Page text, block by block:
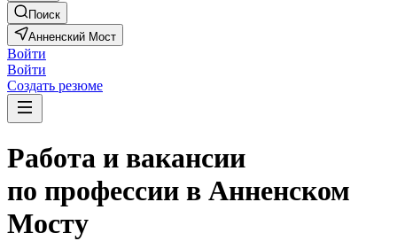
Поиск
Анненский Мост
Войти
Войти
Создать резюме
Работа и вакансии
по профессии в Анненском
Мосту